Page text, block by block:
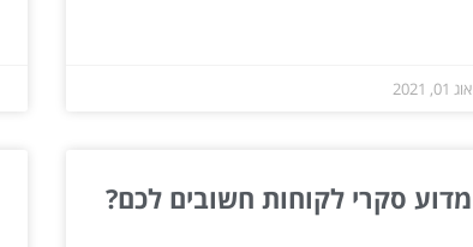
אוג 01, 2021
מדוע סקרי לקוחות חשובים לכם?